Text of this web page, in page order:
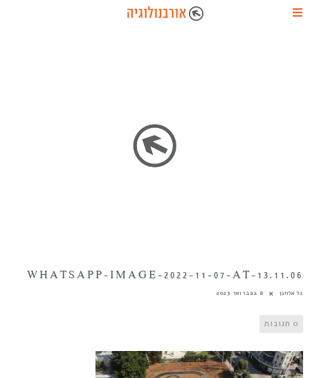
WHATSAPP-IMAGE-2022-11-07-AT-13.11.06
גל אלחנן 8 בפברואר 2023
0 תגובות